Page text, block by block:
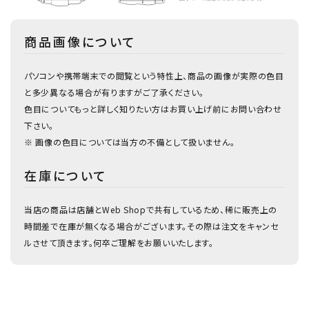
商品画像について
パソコンや携帯端末での閲覧という特性上、商品の画像が実際の色目
と多少異なる場合が有りますがご了承ください。
色目についてもっと詳しく知りたい方はお買い上げ前にお問い合わせ
下さい。
※ 画像の色目については当方の不備として扱いません。
在庫について
当店の商品は店舗とWeb Shopで共有しているため、稀に販売上の
時間差で在庫が無くなる場合がございます。その際は注文をキャンセ
ルさせて頂きます。何卒ご理解をお願いいたします。